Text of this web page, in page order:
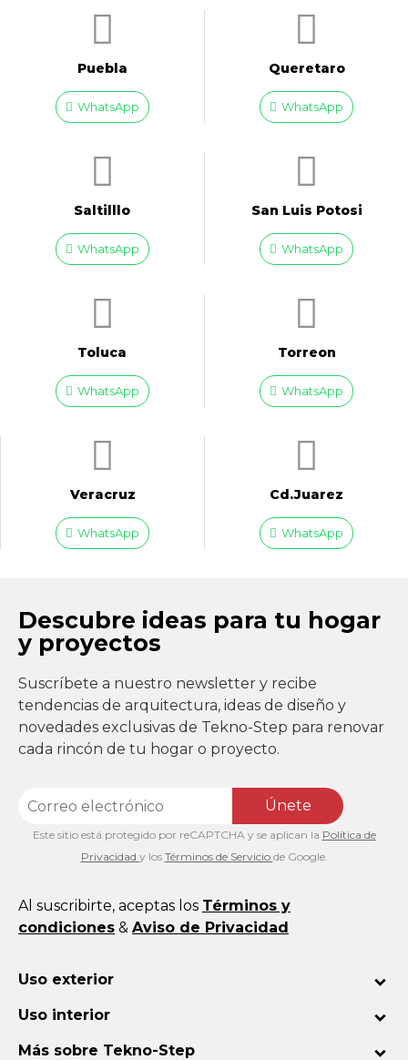
Puebla
WhatsApp
Queretaro
WhatsApp
Saltilllo
WhatsApp
San Luis Potosi
WhatsApp
Toluca
WhatsApp
Torreon
WhatsApp
Veracruz
WhatsApp
Cd.Juarez
WhatsApp
Descubre ideas para tu hogar
y proyectos
Suscríbete a nuestro newsletter y recibe
tendencias de arquitectura, ideas de diseño y
novedades exclusivas de Tekno-Step para renovar
cada rincón de tu hogar o proyecto.
Únete
Este sitio está protegido por reCAPTCHA y se aplican la Política de
Privacidad y los Términos de Servicio de Google.
Al suscribirte, aceptas los Términos y
condiciones & Aviso de Privacidad
Uso exterior
Uso interior
Más sobre Tekno-Step